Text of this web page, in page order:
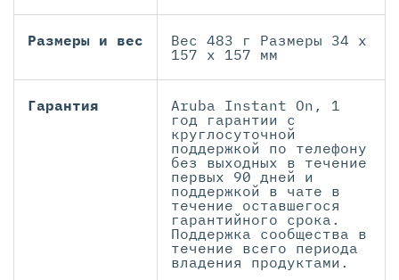
Размеры и вес
Вес 483 г Размеры 34 x
157 x 157 мм
Гарантия
Aruba Instant On, 1
год гарантии с
круглосуточной
поддержкой по телефону
без выходных в течение
первых 90 дней и
поддержкой в чате в
течение оставшегося
гарантийного срока.
Поддержка сообщества в
течение всего периода
владения продуктами.